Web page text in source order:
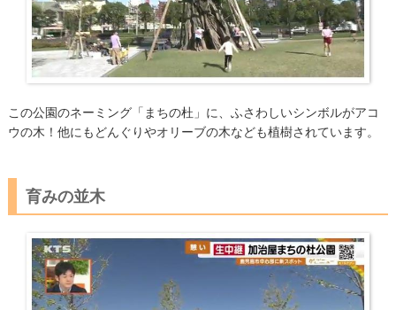
この公園のネーミング「まちの杜」に、ふさわしいシンボルがアコ
ウの木！他にもどんぐりやオリーブの木なども植樹されています。
育みの並木